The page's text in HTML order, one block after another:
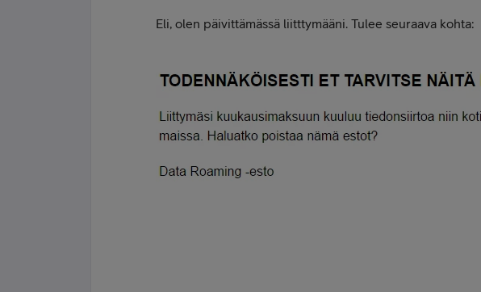
Eli, olen päivittämässä liitttymääni. Tulee seuraava kohta: